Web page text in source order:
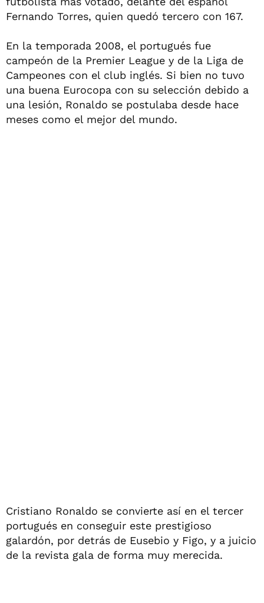
Fernando Torres, quien quedó tercero con 167.
En la temporada 2008, el portugués fue
campeón de la Premier League y de la Liga de
Campeones con el club inglés. Si bien no tuvo
una buena Eurocopa con su selección debido a
una lesión, Ronaldo se postulaba desde hace
meses como el mejor del mundo.
Cristiano Ronaldo se convierte así en el tercer
portugués en conseguir este prestigioso
galardón, por detrás de Eusebio y Figo, y a juicio
de la revista gala de forma muy merecida.